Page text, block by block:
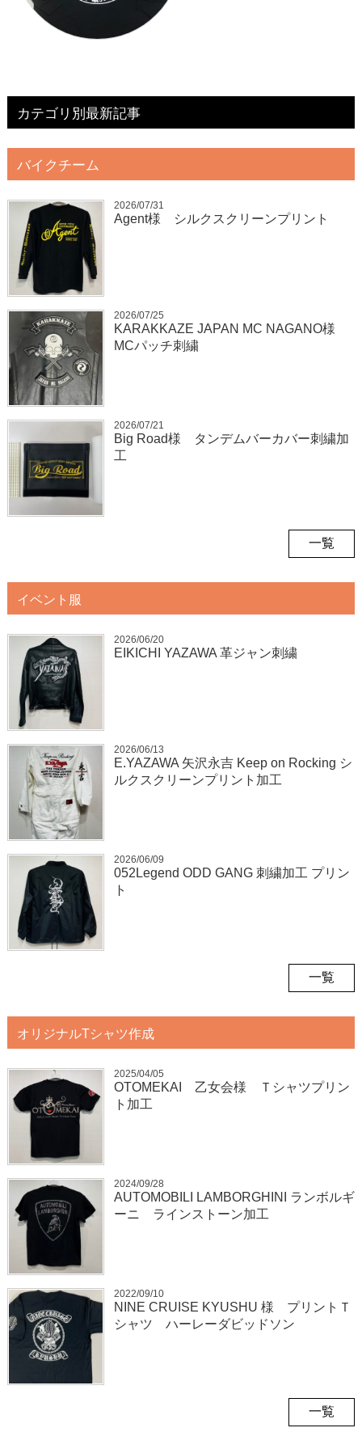
カテゴリ別最新記事
バイクチーム
2026/07/31
Agent様 シルクスクリーンプリント
2026/07/25
KARAKKAZE JAPAN MC NAGANO様
MCパッチ刺繍
2026/07/21
Big Road様 タンデムバーカバー刺繍加
工
一覧
イベント服
2026/06/20
EIKICHI YAZAWA 革ジャン刺繍
2026/06/13
E.YAZAWA 矢沢永吉 Keep on Rocking シ
ルクスクリーンプリント加工
2026/06/09
052Legend ODD GANG 刺繍加工 プリン
ト
一覧
オリジナルTシャツ作成
2025/04/05
OTOMEKAI 乙女会様 Ｔシャツプリン
ト加工
2024/09/28
AUTOMOBILI LAMBORGHINI ランボルギ
ーニ ラインストーン加工
2022/09/10
NINE CRUISE KYUSHU 様 プリントＴ
シャツ ハーレーダビッドソン
一覧